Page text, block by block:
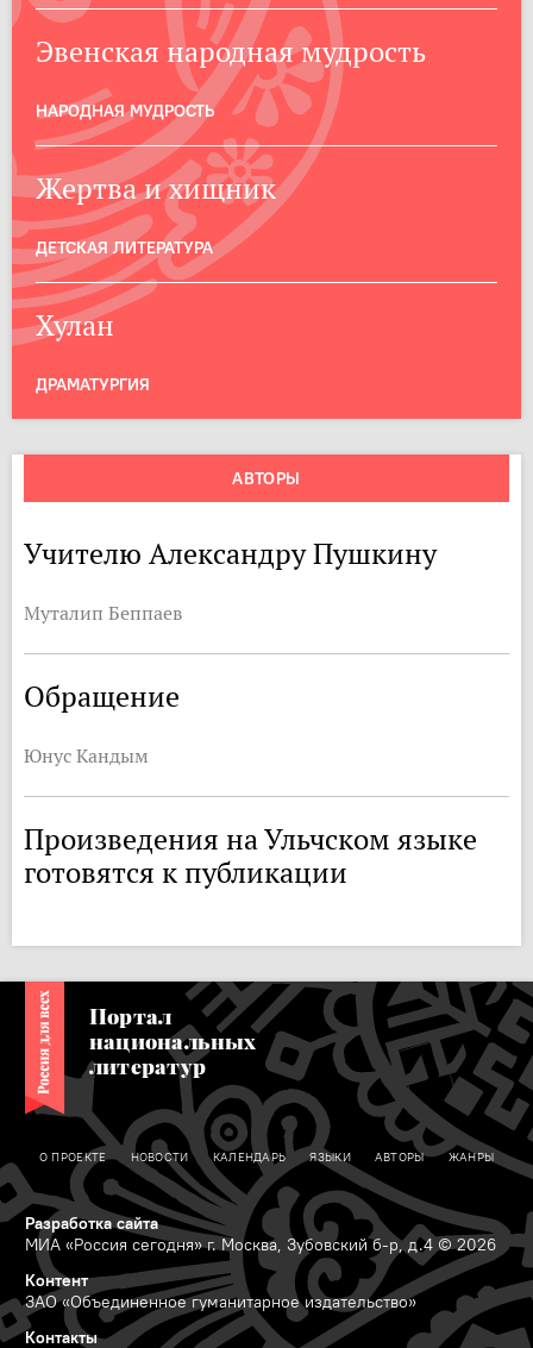
Эвенская народная мудрость
НАРОДНАЯ МУДРОСТЬ
Жертва и хищник
ДЕТСКАЯ ЛИТЕРАТУРА
Хулан
ДРАМАТУРГИЯ
АВТОРЫ
Учителю Александру Пушкину
Муталип Беппаев
Обращение
Юнус Кандым
Произведения на Ульчском языке
готовятся к публикации
Портал
национальных
литератур
О ПРОЕКТЕ НОВОСТИ КАЛЕНДАРЬ ЯЗЫКИ АВТОРЫ ЖАНРЫ
Разработка сайта
МИА «Россия сегодня» г. Москва, Зубовский б-р, д.4 © 2026
Контент
ЗАО «Объединенное гуманитарное издательство»
Контакты